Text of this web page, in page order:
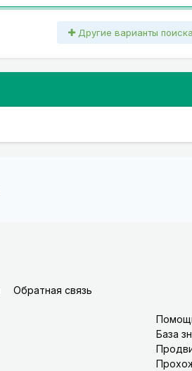
Другие варианты поиска
Обратная связь
База